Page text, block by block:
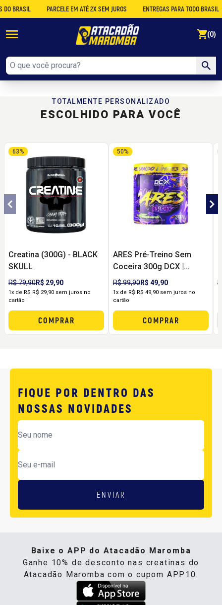
BRASIL PARCELE EM ATÉ 2X SEM JUROS ENTREGAS PARA TODO BRASIL
(0)
TOTALMENTE PERSONALIZADO
ESCOLHIDO PARA VOCÊ
Creatina (300G) - BLACK
SKULL
R$ 79,90R$ 29,90
63%
1x de R$ R$ 29,90 sem juros no
cartão
COMPRAR
ARES Pré-Treino Sem
Coceira 300g DCX |
Energia, Foco e Pump
sem Formigamento
R$ 99,90R$ 49,90
50%
1x de R$ R$ 49,90 sem juros no
cartão
COMPRAR
FIQUE POR DENTRO DAS
NOSSAS NOVIDADES
ENVIAR
Baixe o APP do Atacadão Maromba
Ganhe 10% de desconto nas creatinas do
Atacadão Maromba com o cupom APP10.